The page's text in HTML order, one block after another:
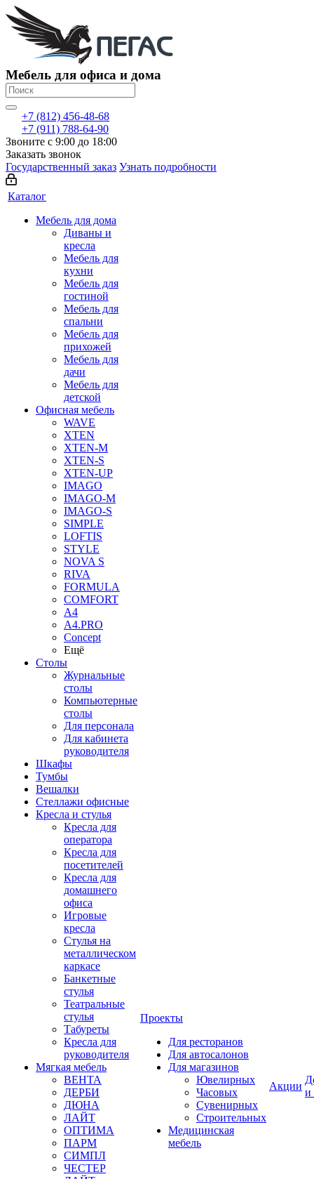
Мебель для офиса и дома
+7 (812) 456-48-68
+7 (911) 788-64-90
Звоните с 9:00 до 18:00
Заказать звонок
Государственный заказ Узнать подробности
Каталог
Мебель для дома
Диваны и
кресла
Мебель для
кухни
Мебель для
гостиной
Мебель для
спальни
Мебель для
прихожей
Мебель для
дачи
Мебель для
детской
Офисная мебель
WAVE
XTEN
XTEN-M
XTEN-S
XTEN-UP
IMAGO
IMAGO-M
IMAGO-S
SIMPLE
LOFTIS
STYLE
NOVA S
RIVA
FORMULA
COMFORT
A4
A4.PRO
Concept
Ещё
Столы
Журнальные
столы
Компьютерные
столы
Для персонала
Для кабинета
руководителя
Шкафы
Тумбы
Вешалки
Стеллажи офисные
Кресла и стулья
Кресла для
оператора
Кресла для
посетителей
Кресла для
домашнего
офиса
Игровые
кресла
Стулья на
металлическом
каркасе
Банкетные
стулья
Театральные
стулья
Табуреты
Кресла для
руководителя
Мягкая мебель
ВЕНТА
ДЕРБИ
ДЮНА
ЛАЙТ
ОПТИМА
ПАРМ
СИМПЛ
ЧЕСТЕР
Проекты
Для ресторанов
Для автосалонов
Для магазинов
Ювелирных
Часовых
Сувенирных
Строительных
Медицинская
мебель
Акции
и